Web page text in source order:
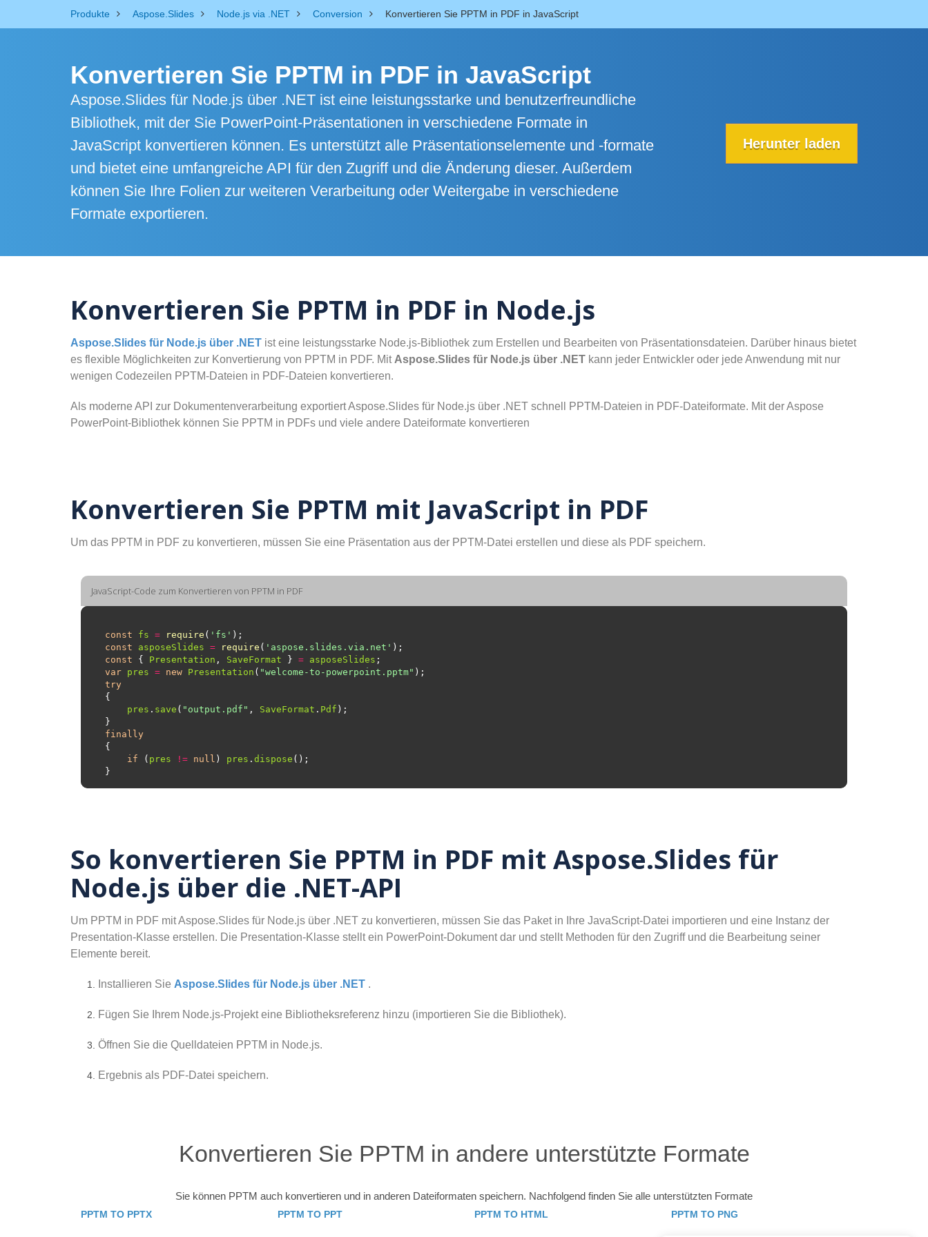
Produkte Aspose.Slides Node.js via .NET Conversion Konvertieren Sie PPTM in PDF in JavaScript
Konvertieren Sie PPTM in PDF in JavaScript
Aspose.Slides für Node.js über .NET ist eine leistungsstarke und benutzerfreundliche
Bibliothek, mit der Sie PowerPoint-Präsentationen in verschiedene Formate in
JavaScript konvertieren können. Es unterstützt alle Präsentationselemente und -formate
und bietet eine umfangreiche API für den Zugriff und die Änderung dieser. Außerdem
können Sie Ihre Folien zur weiteren Verarbeitung oder Weitergabe in verschiedene
Formate exportieren.
Herunter laden
Konvertieren Sie PPTM in PDF in Node.js
Aspose.Slides für Node.js über .NET ist eine leistungsstarke Node.js-Bibliothek zum Erstellen und Bearbeiten von Präsentationsdateien. Darüber hinaus bietet
es flexible Möglichkeiten zur Konvertierung von PPTM in PDF. Mit Aspose.Slides für Node.js über .NET kann jeder Entwickler oder jede Anwendung mit nur
wenigen Codezeilen PPTM-Dateien in PDF-Dateien konvertieren.
Als moderne API zur Dokumentenverarbeitung exportiert Aspose.Slides für Node.js über .NET schnell PPTM-Dateien in PDF-Dateiformate. Mit der Aspose
PowerPoint-Bibliothek können Sie PPTM in PDFs und viele andere Dateiformate konvertieren
Konvertieren Sie PPTM mit JavaScript in PDF
Um das PPTM in PDF zu konvertieren, müssen Sie eine Präsentation aus der PPTM-Datei erstellen und diese als PDF speichern.
JavaScript-Code zum Konvertieren von PPTM in PDF
const fs = require ( 'fs'
const
asposeSlides = require ( 'aspose.slides.via.net'
const { Presentation , SaveFormat } = asposeSlides
var pres = new Presentation ( "welcome-to-powerpoint.pptm"
try
pres . save ( "output.pdf" , SaveFormat . Pdf
finally
if ( pres != null ) pres . dispose
So konvertieren Sie PPTM in PDF mit Aspose.Slides für
Node.js über die .NET-API
Um PPTM in PDF mit Aspose.Slides für Node.js über .NET zu konvertieren, müssen Sie das Paket in Ihre JavaScript-Datei importieren und eine Instanz der
Presentation-Klasse erstellen. Die Presentation-Klasse stellt ein PowerPoint-Dokument dar und stellt Methoden für den Zugriff und die Bearbeitung seiner
Elemente bereit.
Installieren Sie Aspose.Slides für Node.js über .NET .
Fügen Sie Ihrem Node.js-Projekt eine Bibliotheksreferenz hinzu (importieren Sie die Bibliothek).
Öffnen Sie die Quelldateien PPTM in Node.js.
Ergebnis als PDF-Datei speichern.
Konvertieren Sie PPTM in andere unterstützte Formate
Sie können PPTM auch konvertieren und in anderen Dateiformaten speichern. Nachfolgend finden Sie alle unterstützten Formate
PPTM TO PPTX PPTM TO PPT PPTM TO HTML PPTM TO PNG